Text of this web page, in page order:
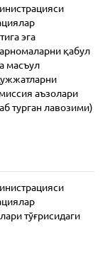
эга
қабул
масъул
аъзолари
турган лавозими)
тўғрисидаги